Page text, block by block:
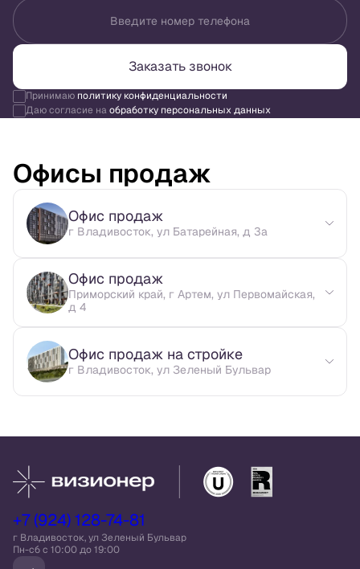
Введите номер телефона
Заказать звонок
Принимаю политику конфиденциальности
Даю согласие наобработку персональных данных
Офисы продаж
Офис продаж
г Владивосток, ул Батарейная, д 3а
Офис продаж
Приморский край, г Артем, ул Первомайская,
д 4
Офис продаж на стройке
г Владивосток, ул Зеленый Бульвар
+7 (924) 128-74-81
г Владивосток, ул Зеленый Бульвар
Пн-сб c 10:00 до 19:00